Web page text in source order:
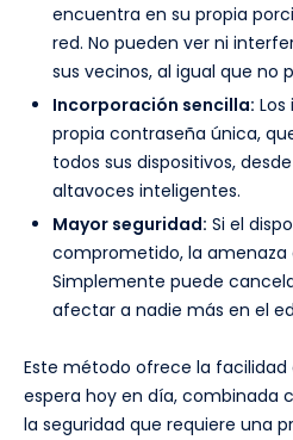
encuentra en su propia
red. No pueden ver ni
sus vecinos, al igual que no
Incorporación sencilla:
propia contraseña única,
todos sus dispositivos,
altavoces inteligentes.
Mayor seguridad: Si el
comprometido, la amenaza
Simplemente puede
afectar a nadie más en el
Este método ofrece la facilidad
espera hoy en día, combinada
la seguridad que requiere una